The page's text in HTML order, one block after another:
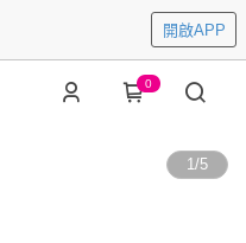
開啟APP
0
1/5